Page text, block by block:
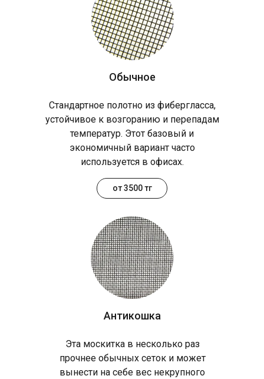
Обычное
Антикошка
Стандартное полотно из фибергласса,
устойчивое к возгоранию и перепадам
температур. Этот базовый и
экономичный вариант часто
используется в офисах.
Эта москитка в несколько раз
прочнее обычных сеток и может
вынести на себе вес некрупного
от 3500 тг